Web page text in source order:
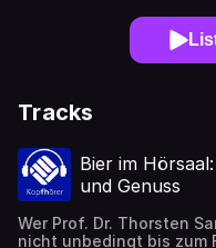
Tracks
Bier im
und Genuss
Wer Prof. Dr. Thorsten
nicht unbedingt bis zum